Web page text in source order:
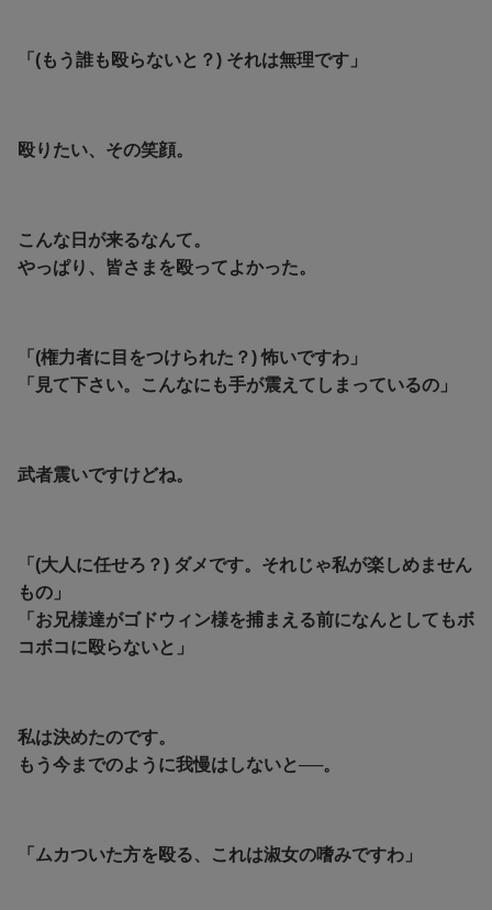
「(もう誰も殴らないと？) それは無理です」
殴りたい、その笑顔。
こんな日が来るなんて。
やっぱり、皆さまを殴ってよかった。
「(権力者に目をつけられた？) 怖いですわ」
「見て下さい。こんなにも手が震えてしまっているの」
武者震いですけどね。
「(大人に任せろ？) ダメです。それじゃ私が楽しめません
もの」
「お兄様達がゴドウィン様を捕まえる前になんとしてもボ
コボコに殴らないと」
私は決めたのです。
もう今までのように我慢はしないと──。
「ムカついた方を殴る、これは淑女の嗜みですわ」